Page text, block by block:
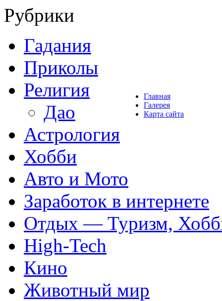
Главная
Галерея
Карта сайта
Рубрики
Гадания
Приколы
Религия
Дао
Астрология
Хобби
Авто и Мото
Заработок в интернете
Отдых — Туризм,
High-Tech
Кино
Животный мир